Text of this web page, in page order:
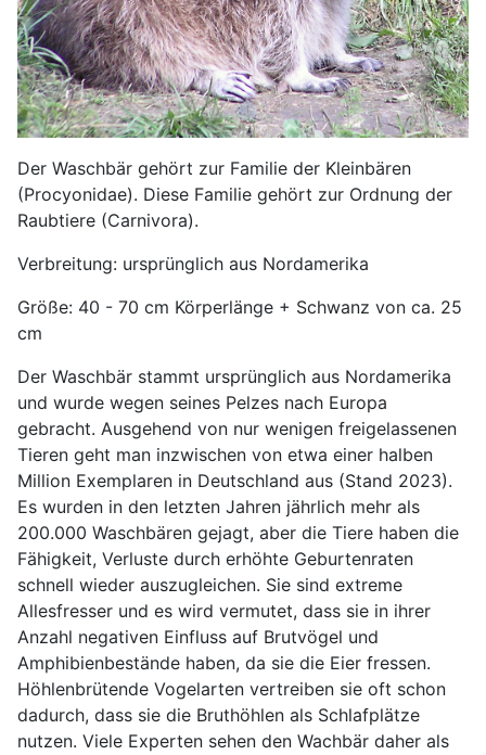
Der Waschbär gehört zur Familie der Kleinbären
(Procyonidae). Diese Familie gehört zur Ordnung der
Raubtiere (Carnivora).
Verbreitung: ursprünglich aus Nordamerika
Größe: 40 - 70 cm Körperlänge + Schwanz von ca. 25
cm
Der Waschbär stammt ursprünglich aus Nordamerika
und wurde wegen seines Pelzes nach Europa
gebracht. Ausgehend von nur wenigen freigelassenen
Tieren geht man inzwischen von etwa einer halben
Million Exemplaren in Deutschland aus (Stand 2023).
Es wurden in den letzten Jahren jährlich mehr als
200.000 Waschbären gejagt, aber die Tiere haben die
Fähigkeit, Verluste durch erhöhte Geburtenraten
schnell wieder auszugleichen. Sie sind extreme
Allesfresser und es wird vermutet, dass sie in ihrer
Anzahl negativen Einfluss auf Brutvögel und
Amphibienbestände haben, da sie die Eier fressen.
Höhlenbrütende Vogelarten vertreiben sie oft schon
dadurch, dass sie die Bruthöhlen als Schlafplätze
nutzen. Viele Experten sehen den Wachbär daher als